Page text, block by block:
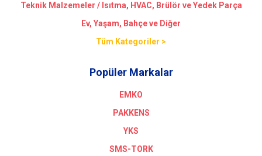
Teknik Malzemeler / Isıtma, HVAC, Brülör ve Yedek Parça
Ev, Yaşam, Bahçe ve Diğer
Tüm Kategoriler >
Popüler Markalar
EMKO
PAKKENS
YKS
SMS-TORK